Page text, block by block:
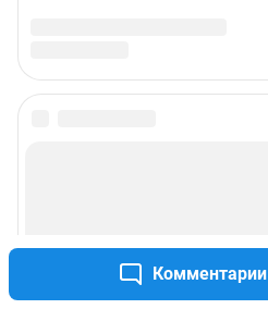
Комментарии